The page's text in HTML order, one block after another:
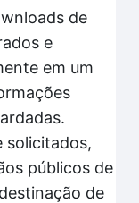
de
e
em um
solicitados,
públicos de
de